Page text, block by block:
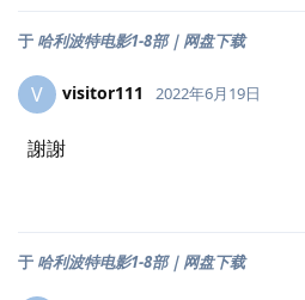
于 哈利波特电影1-8部｜网盘下载
V visitor111 2022年6月19日
謝謝
于 哈利波特电影1-8部｜网盘下载